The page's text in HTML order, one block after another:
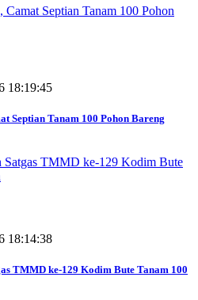
18:19:45
Septian Tanam 100 Pohon Bareng
18:14:38
TMMD ke-129 Kodim Bute Tanam 100